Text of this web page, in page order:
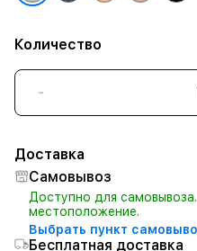
Количество
-
Доставка
Самовывоз
Доступно для
местоположение.
Выбрать пункт
Бесплатная доставка